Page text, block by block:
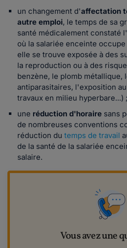
un changement d'affectation
autre emploi, le temps de sa
santé médicalement constaté
où la salariée enceinte
elle se trouve exposée à des
la reproduction ou à des
benzène, le plomb métallique,
antiparasitaires, l'exposition
travaux en milieu hyperbare...) ;
une réduction d'horaire sans
de nombreuses conventions
réduction du temps de travail
de la santé de la salariée
salaire.
Vous avez une